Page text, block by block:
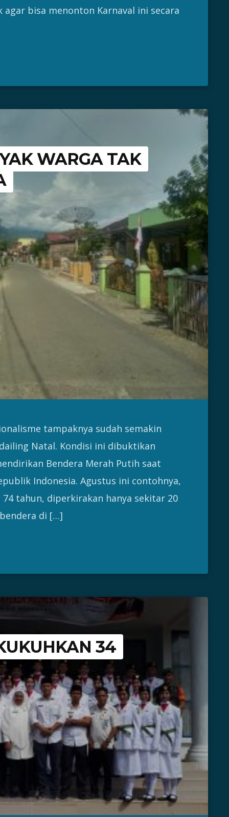
bisa menonton Karnaval ini secara
WARGA TAK
tampaknya sudah semakin
Natal. Kondisi ini dibuktikan
Bendera Merah Putih saat
Indonesia. Agustus ini contohnya,
tahun, diperkirakan hanya sekitar 20
di […]
34